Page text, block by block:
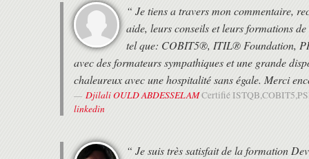
“ Je tiens a travers mon commentaire,
aide, leurs conseils et leurs formations
tel que: COBIT5®, ITIL® Foundation,
avec des formateurs sympathiques et une grande
chaleureux avec une hospitalité sans égale. Merci
Djilali OULD ABDESSELAMCertifié
linkedin
“ Je suis très satisfait de la formation